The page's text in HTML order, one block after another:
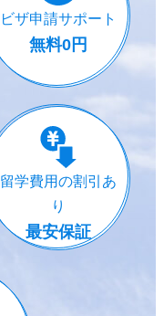
ビザ申請サポート
無料0円
留学費用の割引あ
り
最安保証